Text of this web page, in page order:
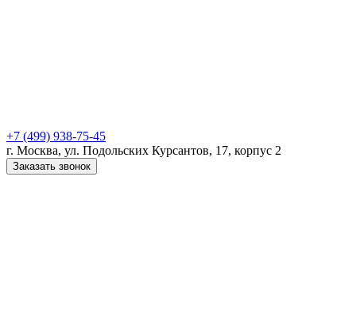
+7 (499) 938-75-45
г. Москва, ул. Подольских Курсантов, 17, корпус 2
Заказать звонок